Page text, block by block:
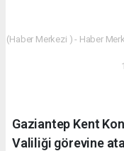
(Haber Merkezi ) - Haber
Gaziantep Kent
Valiliği görevine